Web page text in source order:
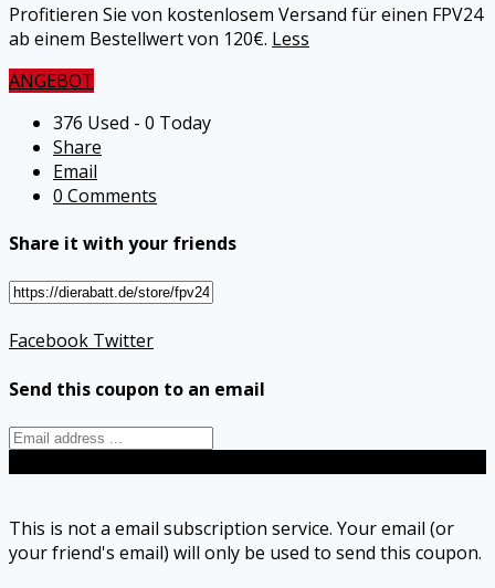
Profitieren Sie von kostenlosem Versand für einen FPV24
ab einem Bestellwert von 120€. Less
ANGEBOT
376 Used - 0 Today
Share
Email
0 Comments
Share it with your friends
Facebook Twitter
Send this coupon to an email
This is not a email subscription service. Your email (or
your friend's email) will only be used to send this coupon.